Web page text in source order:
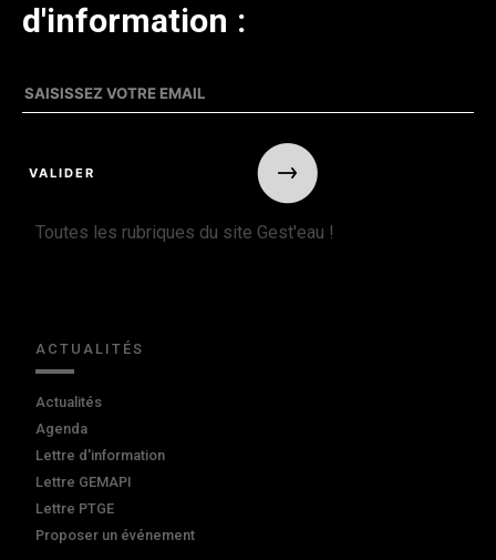
d'information :
Toutes les rubriques du site Gest'eau !
ACTUALITÉS
Actualités
Agenda
Lettre d'information
Lettre GEMAPI
Lettre PTGE
Proposer un événement